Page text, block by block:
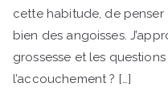
cette habitude, de
bien des angoisses.
grossesse et les
l’accouchement ? […]